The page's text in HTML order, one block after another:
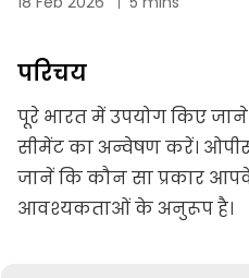
परिचय
पूरे भारत में उपयोग किए
सीमेंट का अन्वेषण करें।
जानें कि कौन सा प्रकार
आवश्यकताओं के अनुरूप है।